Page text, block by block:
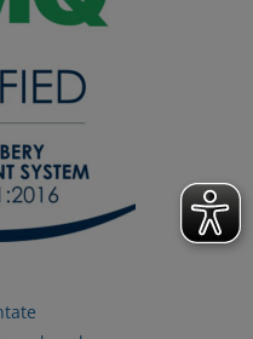
tecnici.
consulta la
e cookie